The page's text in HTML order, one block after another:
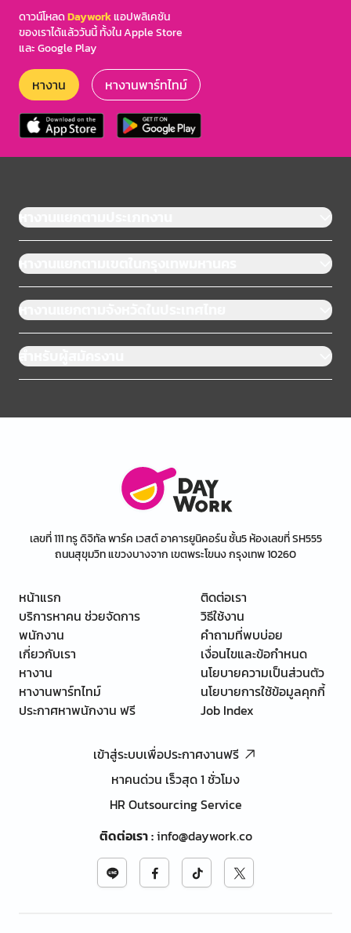
ดาวน์โหลดDayworkแอปพลิเคชัน
ของเราได้แล้ววันนี้ ทั้งใน Apple Store
และ Google Play
หางาน หางานพาร์ทไทม์
หางานแยกตามประเภทงาน
หางานแยกตามเขตในกรุงเทพมหานคร
หางานแยกตามจังหวัดในประเทศไทย
สำหรับผู้สมัครงาน
เลขที่ 111 ทรู ดิจิทัล พาร์ค เวสต์ อาคารยูนิคอร์น ชั้น5 ห้องเลขที่ SH555
ถนนสุขุมวิท แขวงบางจาก เขตพระโขนง กรุงเทพ 10260
หน้าแรก
บริการหาคน ช่วยจัดการ
พนักงาน
เกี่ยวกับเรา
หางาน
หางานพาร์ทไทม์
ประกาศหาพนักงาน ฟรี
ติดต่อเรา
วิธีใช้งาน
คำถามที่พบบ่อย
เงื่อนไขและข้อกำหนด
นโยบายความเป็นส่วนตัว
นโยบายการใช้ข้อมูลคุกกี้
Job Index
เข้าสู่ระบบเพื่อประกาศงานฟรี
หาคนด่วน เร็วสุด 1 ชั่วโมง
HR Outsourcing Service
ติดต่อเรา:info@daywork.co